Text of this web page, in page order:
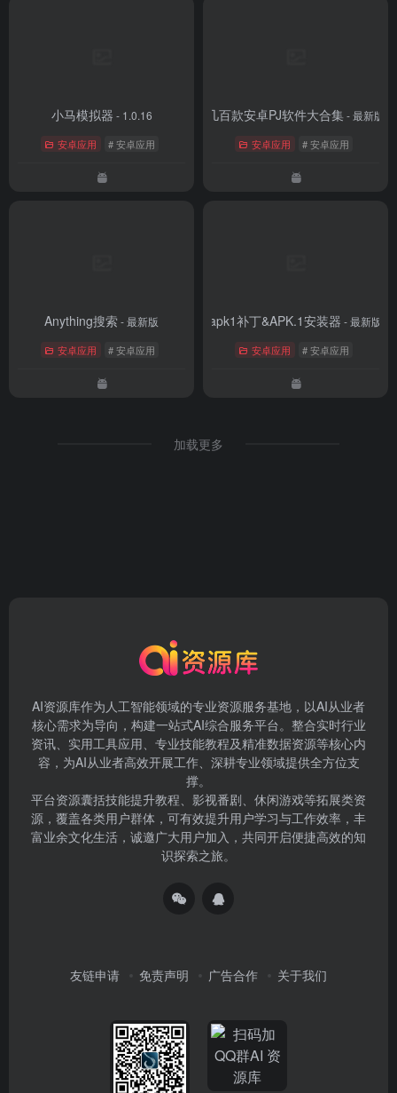
小马模拟器 - 1.0.16
安卓应用 # 安卓应用
几百款安卓PJ软件大合集- 最新版
安卓应用 # 安卓应用
Anything搜索- 最新版
安卓应用 # 安卓应用
apk1补丁&APK.1安装器 - 最新版
安卓应用 # 安卓应用
加载更多
AI资源库作为人工智能领域的专业资源服务基地，以AI从业者
核心需求为导向，构建一站式AI综合服务平台。整合实时行业
资讯、实用工具应用、专业技能教程及精准数据资源等核心内
容，为AI从业者高效开展工作、深耕专业领域提供全方位支
撑。
平台资源囊括技能提升教程、影视番剧、休闲游戏等拓展类资
源，覆盖各类用户群体，可有效提升用户学习与工作效率，丰
富业余文化生活，诚邀广大用户加入，共同开启便捷高效的知
识探索之旅。
友链申请 免责声明 广告合作 关于我们